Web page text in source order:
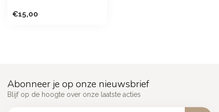
€15,00
Abonneer je op onze nieuwsbrief
Blijf op de hoogte over onze laatste acties